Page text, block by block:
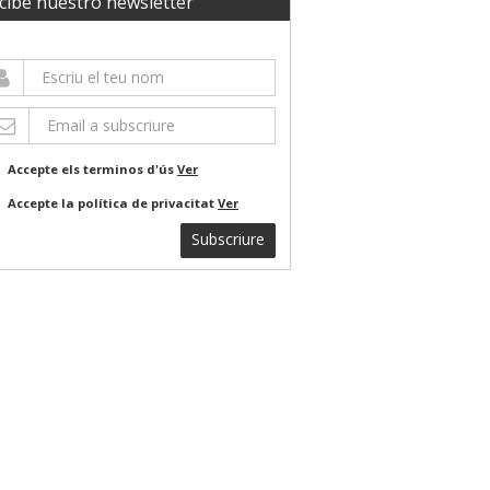
Accepte els terminos d'ús Ver
Accepte la política de privacitat Ver
Subscriure